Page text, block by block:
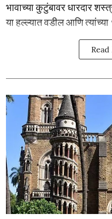
भावाच्या कुटुंबावर धारदार
या हल्ल्यात वडील आणि त्यांच्या